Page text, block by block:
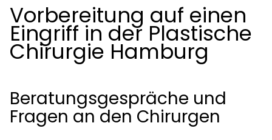
Vorbereitung auf einen
Eingriff in der Plastische
Chirurgie Hamburg
Beratungsgespräche und
Fragen an den Chirurgen